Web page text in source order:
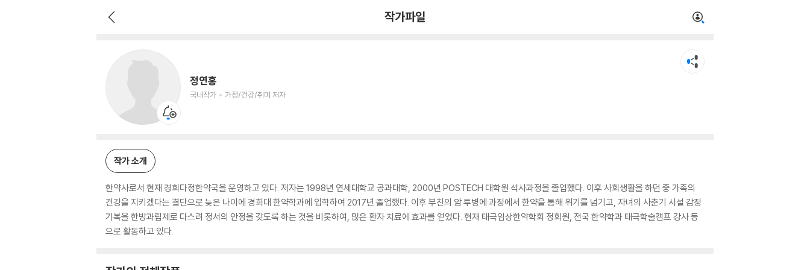
작가파일
정연홍
국내작가 가정/건강/취미 저자
작가 소개
한약사로서 현재 경희다정한약국을 운영하고 있다. 저자는 1998년 연세대학교 공과대학, 2000년 POSTECH 대학원 석사과정을 졸업했다. 이후 사회생활을 하던 중 가족의
건강을 지키겠다는 결단으로 늦은 나이에 경희대 한약학과에 입학하여 2017년 졸업했다. 이후 부친의 암 투병에 과정에서 한약을 통해 위기를 넘기고, 자녀의 사춘기 시설 감정
기복을 한방과립제로 다스려 정서의 안정을 갖도록 하는 것을 비롯하여, 많은 환자 치료에 효과를 얻었다. 현재 태극임상한약학회 정회원, 전국 한약학과 태극학술캠프 강사 등
으로 활동하고 있다.